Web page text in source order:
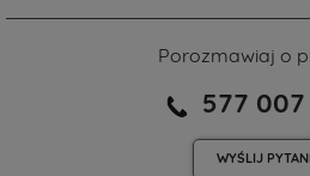
Porozmawiaj o
577
WYŚLIJ